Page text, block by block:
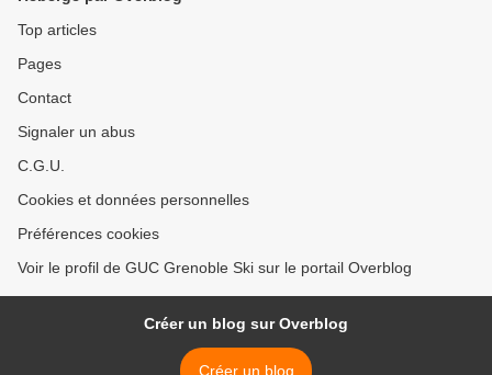
Top articles
Pages
Contact
Signaler un abus
C.G.U.
Cookies et données personnelles
Préférences cookies
Voir le profil de GUC Grenoble Ski sur le portail Overblog
Créer un blog sur Overblog
Créer un blog